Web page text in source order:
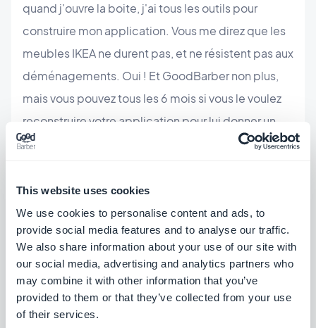
This website uses cookies
We use cookies to personalise content and ads, to
provide social media features and to analyse our traffic.
We also share information about your use of our site with
our social media, advertising and analytics partners who
may combine it with other information that you’ve
provided to them or that they’ve collected from your use
of their services.
quand j'ouvre la boite, j'ai tous les outils pour
construire mon application. Vous me direz que les
meubles IKEA ne durent pas, et ne résistent pas aux
déménagements. Oui ! Et GoodBarber non plus,
mais vous pouvez tous les 6 mois si vous le voulez
reconstruire votre application pour lui donner un
coup de jeune. Et contrairement à IKEA,
l'environnement. Si vous jetez votre application
pour en construire une nouvelle, ça ne pollue pas !
:-)
Allez juste un manque quand même pour finir, nous
attendons avec impatience la version iPad ! Nos
lecteurs professionnels sont de grands utilisateurs